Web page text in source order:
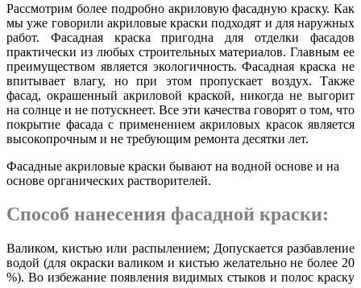
Рассмотрим более подробно акриловую фасадную краску. Как
мы уже говорили акриловые краски подходят и для наружных
работ. Фасадная краска пригодна для отделки фасадов
практически из любых строительных материалов. Главным ее
преимуществом является экологичность. Фасадная краска не
впитывает влагу, но при этом пропускает воздух. Также
фасад, окрашенный акриловой краской, никогда не выгорит
на солнце и не потускнеет. Все эти качества говорят о том, что
покрытие фасада с применением акриловых красок является
высокопрочным и не требующим ремонта десятки лет.
Фасадные акриловые краски бывают на водной основе и на
основе органических растворителей.
Способ нанесения фасадной краски:
Валиком, кистью или распылением; Допускается разбавление
водой (для окраски валиком и кистью желательно не более 20
%). Во избежание появления видимых стыков и полос краску